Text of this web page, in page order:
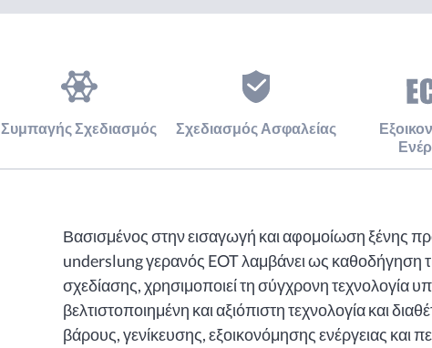
Συμπαγής Σχεδιασμός Σχεδιασμός Ασφαλείας
Βασισμένος στην εισαγωγή και αφομοίωση ξένης
underslung γερανός EOT λαμβάνει ως καθοδήγηση
σχεδίασης, χρησιμοποιεί τη σύγχρονη τεχνολογία
βελτιστοποιημένη και αξιόπιστη τεχνολογία και
βάρους, γενίκευσης, εξοικονόμησης ενέργειας και